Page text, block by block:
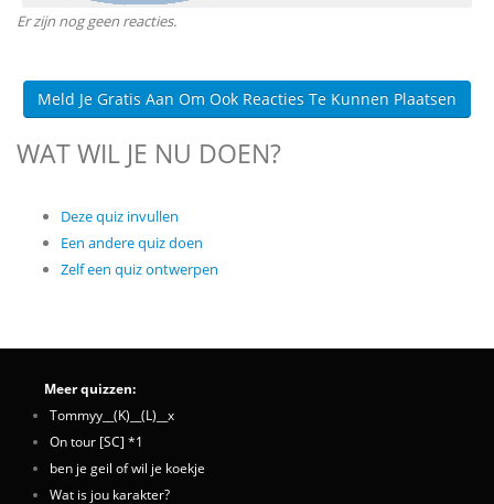
Er zijn nog geen reacties.
Meld Je Gratis Aan Om Ook Reacties Te Kunnen Plaatsen
WAT WIL JE NU DOEN?
Deze quiz invullen
Een andere quiz doen
Zelf een quiz ontwerpen
Meer quizzen:
Tommyy__(K)__(L)__x
On tour [SC] *1
ben je geil of wil je koekje
Wat is jou karakter?